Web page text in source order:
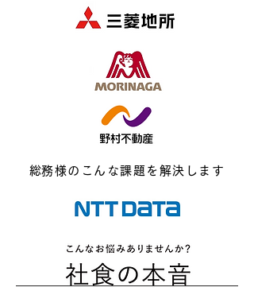
​総務様のこんな課題を解決します